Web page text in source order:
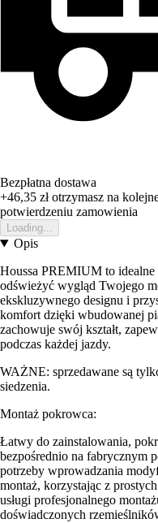
Bezpłatna dostawa
+46,35 złotrzymasz na
potwierdzeniu zamowienia
Loading...
Opis
Houssa PREMIUM to
odświeżyć wygląd Twojego
ekskluzywnego designu i
komfort dzięki wbudowanej
zachowuje swój kształt,
podczas każdej jazdy.
WAŻNE: sprzedawane są
siedzenia.
Montaż pokrowca:
Łatwy do zainstalowania,
bezpośrednio na fabrycznym
potrzeby wprowadzania
montaż, korzystając z
usługi profesjonalnego
doświadczonych